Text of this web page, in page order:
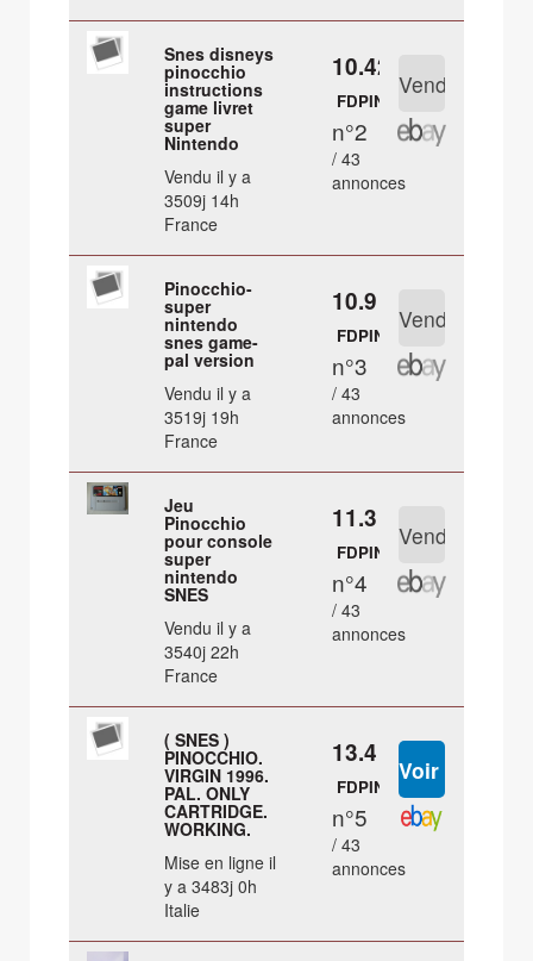
Snes disneys
pinocchio
instructions
game livret
super
Nintendo
Vendu il y a
3509j 14h
France
10.42 €
FDPIN
n°2
/ 43
annonces
Pinocchio-
super
nintendo
snes game-
pal version
Vendu il y a
3519j 19h
France
10.9 €
FDPIN
n°3
/ 43
annonces
Jeu
Pinocchio
pour console
super
nintendo
SNES
Vendu il y a
3540j 22h
France
11.3 €
FDPIN
n°4
/ 43
annonces
( SNES )
PINOCCHIO.
VIRGIN 1996.
PAL. ONLY
CARTRIDGE.
WORKING.
Mise en ligne il
y a 3483j 0h
Italie
13.4 €
FDPIN
n°5
/ 43
annonces